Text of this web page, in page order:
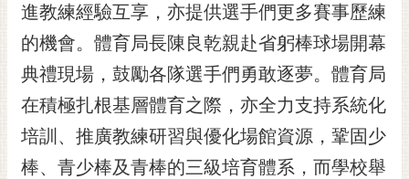
訂
閱
RSS
訂
閱
電
子
進教練經驗互享，亦提供選手們更多賽事歷練
的機會。體育局長陳良乾親赴省躬棒球場開幕
典禮現場，鼓勵各隊選手們勇敢逐夢。體育局
在積極扎根基層體育之際，亦全力支持系統化
培訓、推廣教練研習與優化場館資源，鞏固少
棒、青少棒及青棒的三級培育體系，而學校舉